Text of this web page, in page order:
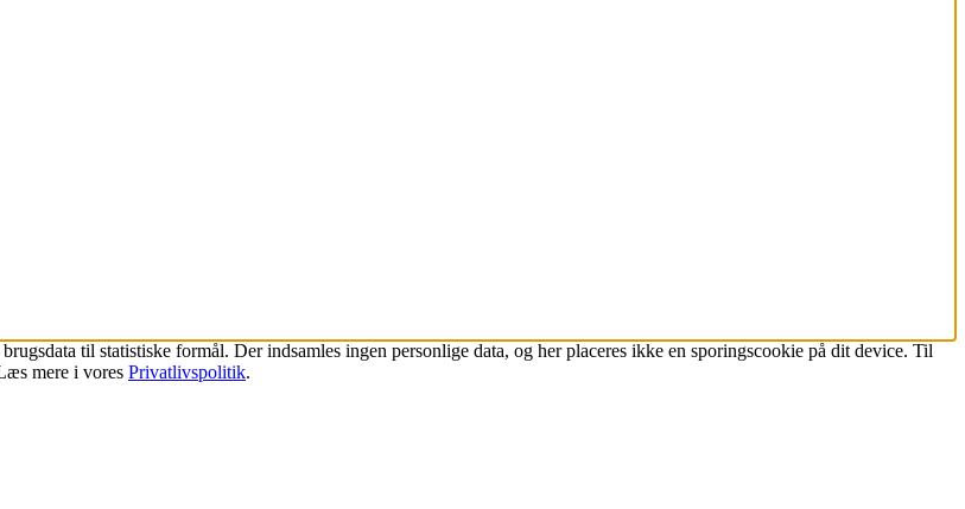
til statistiske formål. Der indsamles ingen personlige data, og her placeres ikke en sporingscookie på dit device. Til
mere i vores Privatlivspolitik.